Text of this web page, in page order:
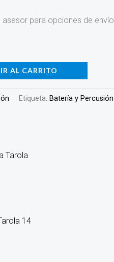
asesor para opciones de envío
AL CARRITO
Etiqueta: Batería y Percusión
14